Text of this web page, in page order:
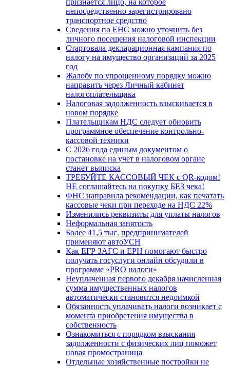
непосредственно зарегистрировано
транспортное средство
Сведения по ЕНС можно уточнить без
личного посещения налоговой инспекции
Стартовала декларационная кампания по
налогу на имущество организаций за 2025
год
Жалобу по упрощенному порядку можно
направить через Личный кабинет
налогоплательщика
Налоговая задолженность взыскивается в
новом порядке
Плательщикам НДС следует обновить
программное обеспечение контрольно-
кассовой техники
С 2026 года единым документом о
постановке на учет в налоговом органе
станет выписка
ТРЕБУЙТЕ КАССОВЫЙ ЧЕК с QR-кодом!
НЕ соглашайтесь на покупку БЕЗ чека!
ФНС направила рекомендации, как печатать
кассовые чеки при переходе на НДС 22%
Изменились реквизиты для уплаты налогов
Неформальная занятость
Более 41,5 тыс. предпринимателей
применяют автоУСН
Как ЕГР ЗАГС и ЕРН помогают быстро
получать госуслуги онлайн обсудили в
программе «PRO налоги»
Неуплаченная первого декабря начисленная
сумма имущественных налогов
автоматически становится недоимкой
Обязанность уплачивать налоги возникает с
момента приобретения имущества в
собственность
Ознакомиться с порядком взыскания
задолженности с физических лиц поможет
новая промостраница
Отдельные хозяйственные постройки не